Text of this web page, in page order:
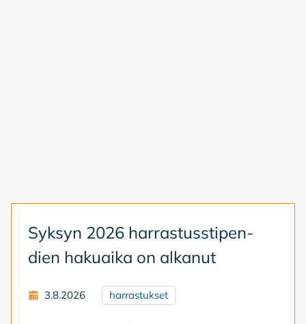
Syk­syn 2026 har­ras­tuss­ti­pen­
dien ha­kuai­ka on al­ka­nut
3.8.2026 harrastukset